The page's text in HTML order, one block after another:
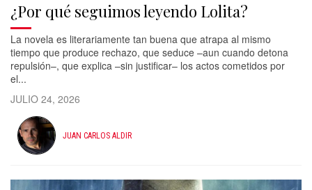
¿Por qué seguimos leyendo Lolita?
La novela es literariamente tan buena que atrapa al mismo
tiempo que produce rechazo, que seduce –aun cuando detona
repulsión–, que explica –sin justificar– los actos cometidos por
el...
JULIO 24, 2026
JUAN CARLOS ALDIR